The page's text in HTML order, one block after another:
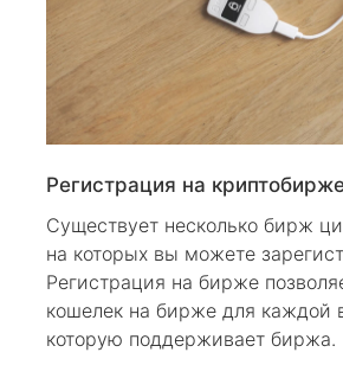
Регистрация на
Существует несколько бирж
на которых вы можете
Регистрация на бирже
кошелек на бирже для каждой
которую поддерживает биржа.